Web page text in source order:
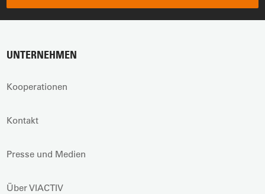
UNTERNEHMEN
Kooperationen
Kontakt
Presse und Medien
Über VIACTIV